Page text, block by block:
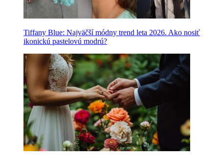
Tiffany Blue: Najväčší módny trend leta 2026. Ako nosiť
ikonickú pastelovú modrú?